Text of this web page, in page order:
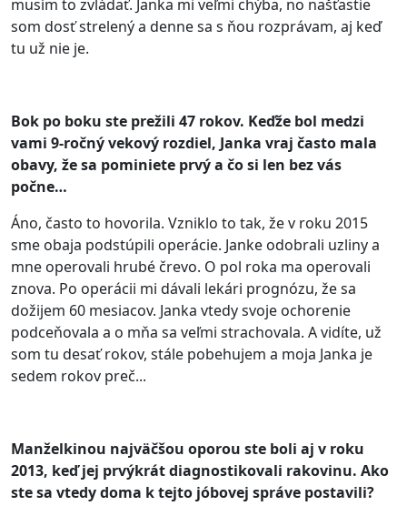
musím to zvládať. Janka mi veľmi chýba, no našťastie
som dosť strelený a denne sa s ňou rozprávam, aj keď
tu už nie je.
Bok po boku ste prežili 47 rokov. Keďže bol medzi
vami 9-ročný vekový rozdiel, Janka vraj často mala
obavy, že sa pominiete prvý a čo si len bez vás
počne…
Áno, často to hovorila. Vzniklo to tak, že v roku 2015
sme obaja podstúpili operácie. Janke odobrali uzliny a
mne operovali hrubé črevo. O pol roka ma operovali
znova. Po operácii mi dávali lekári prognózu, že sa
dožijem 60 mesiacov. Janka vtedy svoje ochorenie
podceňovala a o mňa sa veľmi strachovala. A vidíte, už
som tu desať rokov, stále pobehujem a moja Janka je
sedem rokov preč...
Manželkinou najväčšou oporou ste boli aj v roku
2013, keď jej prvýkrát diagnostikovali rakovinu. Ako
ste sa vtedy doma k tejto jóbovej správe postavili?